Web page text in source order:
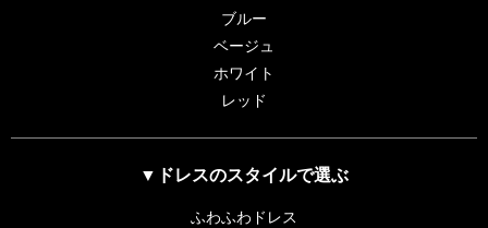
ブルー
ベージュ
ホワイト
レッド
▼ドレスのスタイルで選ぶ
ふわふわドレス